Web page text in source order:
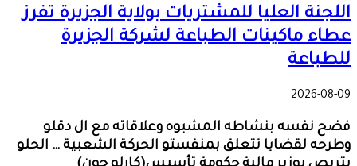
اللجنة العليا للمشتريات بولاية الجزيرة تفرز
عطاء ماكينات الطباعة لشركة الجزيرة
للطباعة
2026-08-09
فضح نفسه بنشاطه المشبوه وعلاقاته مع ال دقلو
وطرحه لقضايا تتعلق بمنفستو الحركة الشعبية … الحلو